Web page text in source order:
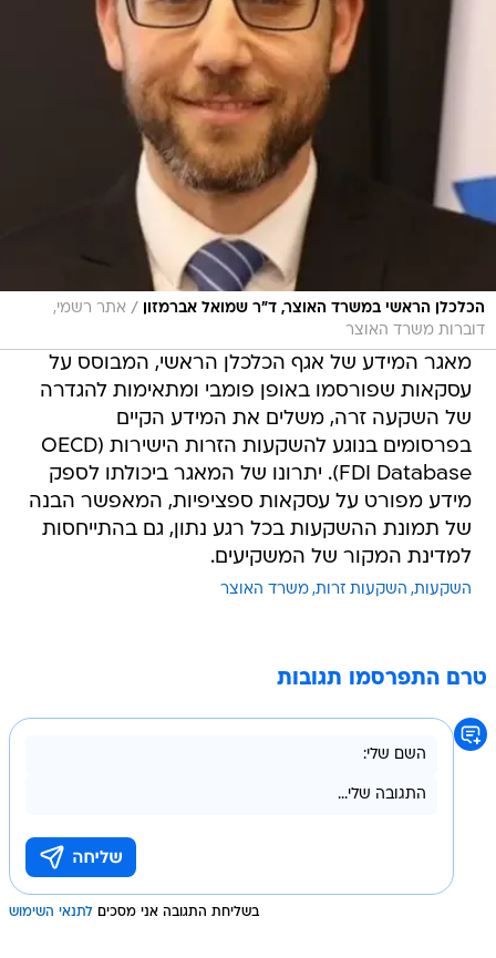
הכלכלן הראשי במשרד האוצר, ד"ר שמואל אברמזון / אתר רשמי,
דוברות משרד האוצר
מאגר המידע של אגף הכלכלן הראשי, המבוסס על
עסקאות שפורסמו באופן פומבי ומתאימות להגדרה
של השקעה זרה, משלים את המידע הקיים
בפרסומים בנוגע להשקעות הזרות הישירות (OECD
FDI Database). יתרונו של המאגר ביכולתו לספק
מידע מפורט על עסקאות ספציפיות, המאפשר הבנה
של תמונת ההשקעות בכל רגע נתון, גם בהתייחסות
למדינת המקור של המשקיעים.
השקעות השקעות זרות משרד האוצר
טרם התפרסמו תגובות
בשליחת התגובה אני מסכים לתנאי השימוש